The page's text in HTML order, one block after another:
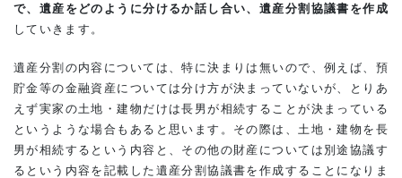
で、遺産をどのように分けるか話し合い、遺産分割協議書を作成
していきます。
遺産分割の内容については、特に決まりは無いので、例えば、預
貯金等の金融資産については分け方が決まっていないが、とりあ
えず実家の土地・建物だけは長男が相続することが決まっている
というような場合もあると思います。その際は、土地・建物を長
男が相続するという内容と、その他の財産については別途協議す
るという内容を記載した遺産分割協議書を作成することになりま